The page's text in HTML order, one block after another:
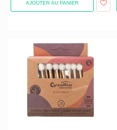
Gel lavant pour bébé
Parfum bébé
Savon bébé
Shampooing bébé
Soins hydratants bébé
Vitamines et compléments pour
AJOUTER AU PANIER